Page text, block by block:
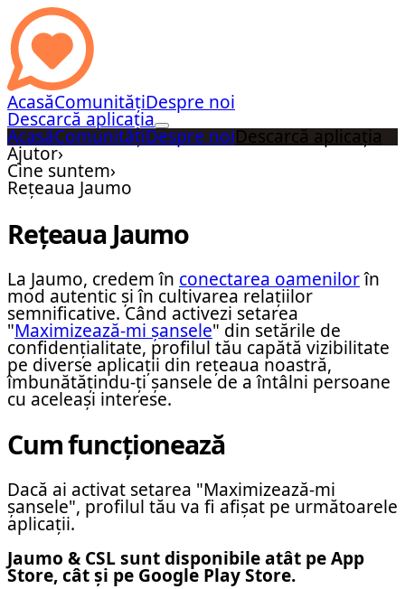
AcasăComunitățiDespre noi
Descarcă aplicația
AcasăComunitățiDespre noiDescarcă aplicația
Ajutor›
Cine suntem›
Rețeaua Jaumo
Rețeaua Jaumo
La Jaumo, credem în conectarea oamenilorîn
mod autentic și în cultivarea relațiilor
semnificative. Când activezi setarea
"Maximizează-mi șansele" din setările de
confidențialitate, profilul tău capătă vizibilitate
pe diverse aplicații din rețeaua noastră,
îmbunătățindu-ți șansele de a întâlni persoane
cu aceleași interese.
Cum funcționează
Dacă ai activat setarea "Maximizează-mi
șansele", profilul tău va fi afișat pe următoarele
aplicații.
Jaumo & CSL sunt disponibile atât pe App
Store, cât și pe Google Play Store.